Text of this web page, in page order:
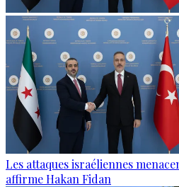
Les attaques israéliennes
affirme Hakan Fidan